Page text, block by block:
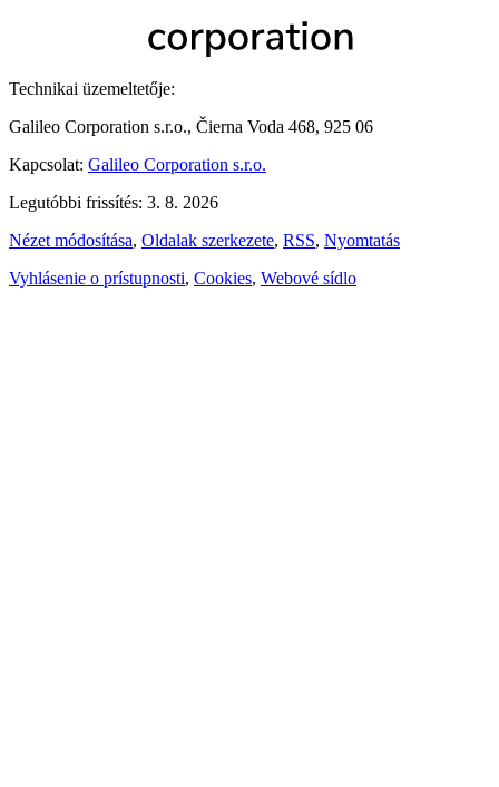
Technikai üzemeltetője:
Galileo Corporation s.r.o., Čierna Voda 468, 925 06
Kapcsolat: Galileo Corporation s.r.o.
Legutóbbi frissítés: 3. 8. 2026
Nézet módosítása, Oldalak szerkezete, RSS, Nyomtatás
Vyhlásenie o prístupnosti, Cookies, Webové sídlo